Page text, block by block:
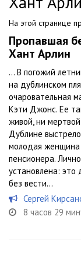
На этой странице
Пропавшая
Хант Арлин
… В погожий
на дублинском
очаровательная
Кэти Джонс. Ее
живой, ни
Дублине
молодая женщина
пенсионера.
установлена: это
без вести...
Сергей
8 часов 29